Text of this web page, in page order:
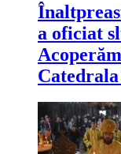
a oficiat